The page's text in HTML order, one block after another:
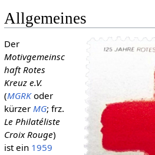
Allgemeines
Der
Motivgemeinsc
haft Rotes
Kreuz e.V.
(MGRKoder
kürzer MG; frz.
Le Philatéliste
Croix Rouge)
ist ein 1959